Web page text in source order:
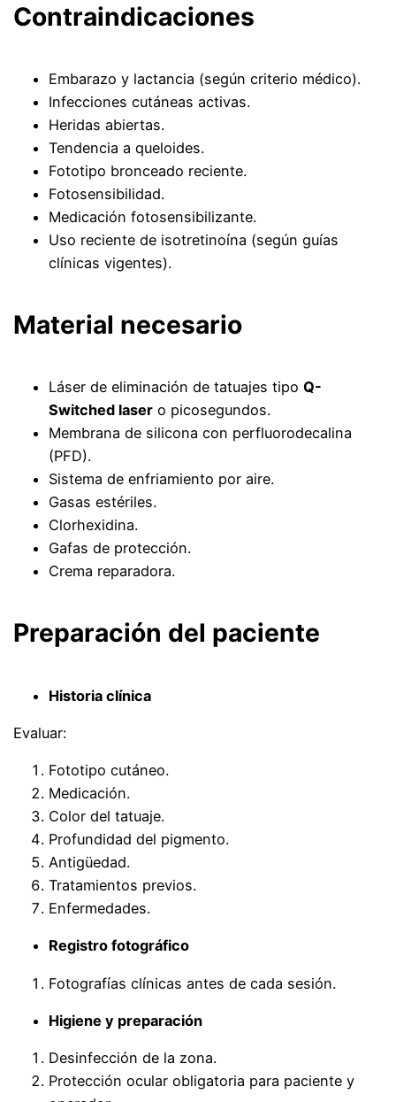
Contraindicaciones
Embarazo y lactancia (según criterio médico).
Infecciones cutáneas activas.
Heridas abiertas.
Tendencia a queloides.
Fototipo bronceado reciente.
Fotosensibilidad.
Medicación fotosensibilizante.
Uso reciente de isotretinoína (según guías
clínicas vigentes).
Material necesario
Láser de eliminación de tatuajes tipoQ-
Switched laser o picosegundos.
Membrana de silicona con perfluorodecalina
(PFD).
Sistema de enfriamiento por aire.
Gasas estériles.
Clorhexidina.
Gafas de protección.
Crema reparadora.
Preparación del paciente
Historia clínica
Evaluar:
Fototipo cutáneo.
Medicación.
Color del tatuaje.
Profundidad del pigmento.
Antigüedad.
Tratamientos previos.
Enfermedades.
Registro fotográfico
Fotografías clínicas antes de cada sesión.
Higiene y preparación
Desinfección de la zona.
Protección ocular obligatoria para paciente y